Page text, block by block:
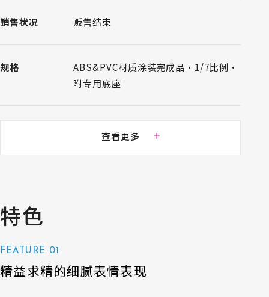
销售状况 贩售结束
规格
ABS&PVC材质涂装完成品・1/7比例・
附专用底座
EAN
原型制作 武藏（M. I. C.）
查看更多
特色
FEATURE 01
精益求精的细腻表情表现